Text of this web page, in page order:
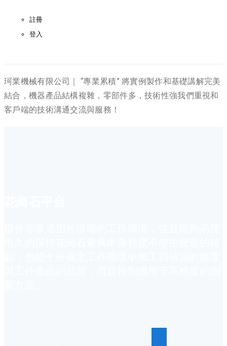
註冊
登入
珂業機械有限公司｜ “專業累積” 將實例製作和基礎講解完美
結合，機器產品結構複雜，零部件多，技術性強我們重視和
客戶端的技術溝通交流與服務！